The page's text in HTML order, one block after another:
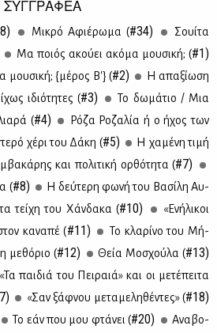
Μι­κρό Αφιέ­ρω­μα (#34)
Σουί­τα
Μα ποιός ακού­ει ακό­μα μου­σι­κή; (#1)
μου­σι­κή; {μέ­ρος Β'} (#2)
Η απα­ξί­ω­ση
ιδιό­τη­τες (#3)
Το δω­μά­τιο / Μια
(#4)
Ρό­ζα Ρο­ζα­λία ή ο ήχος των
χέ­ρι του Δά­κη (#5)
H χα­μέ­νη τι­μή
και πο­λι­τι­κή ορ­θό­τη­τα (#7)
(#8)
Η δεύ­τε­ρη φω­νή του Βα­σί­λη Αυ­
τεί­χη του Χάν­δα­κα (#10)
«Ενή­λι­κοι
κα­να­πέ (#11)
Το κλα­ρί­νο του Μή­
με­θό­ριο (#12) Θεία Μο­σχού­λα (#13)
«Τα παι­διά του Πει­ραιά» και οι με­τέ­πει­τα
«Σαν ξάφ­νου με­τα­με­λη­θέ­ντες» (#18)
Το εάν που μου φτά­νει (#20)
Ανα­βο­